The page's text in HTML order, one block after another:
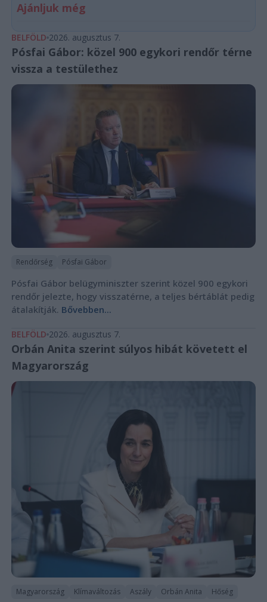
Ajánljuk még
BELFÖLD 2026. augusztus 7.
Pósfai Gábor: közel 900 egykori rendőr térne
vissza a testülethez
Rendőrség Pósfai Gábor
Pósfai Gábor belügyminiszter szerint közel 900 egykori
rendőr jelezte, hogy visszatérne, a teljes bértáblát pedig
átalakítják. Bővebben...
BELFÖLD 2026. augusztus 7.
Orbán Anita szerint súlyos hibát követett el
Magyarország
Magyarország Klímaváltozás Aszály Orbán Anita Hőség